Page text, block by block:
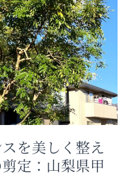
を美しく整え
定：山梨県甲